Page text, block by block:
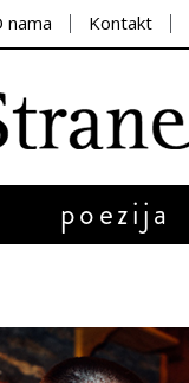
nama Kontakt
poezija